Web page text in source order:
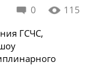
0 115
ГСЧС,